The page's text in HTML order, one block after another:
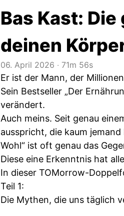
Bas Kast:
deinen
06. April 2026 ‧ 71m 56s
Er ist der Mann, der
Sein Bestseller „Der
verändert.
Auch meins. Seit genau
ausspricht, die kaum
Wohl“ ist oft genau das
Diese eine Erkenntnis hat
In dieser TOMorrow-
Teil 1:
Die Mythen, die uns täglich